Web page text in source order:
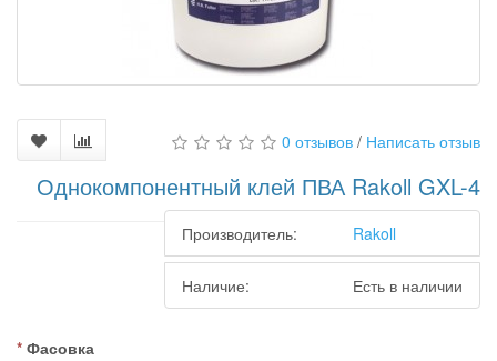
0 отзывов / Написать отзыв
Однокомпонентный клей ПВА Rakoll GXL-4
Производитель: Rakoll
Наличие: Есть в наличии
Фасовка